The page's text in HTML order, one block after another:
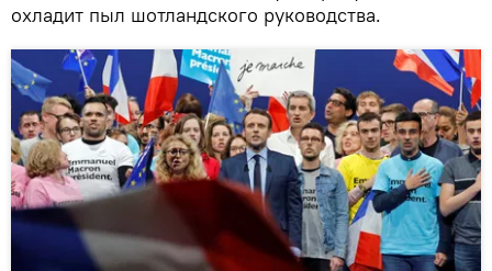
охладит пыл шотландского руководства.